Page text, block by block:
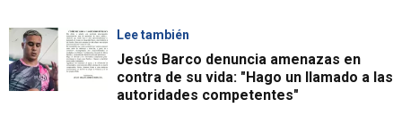
Lee también
Jesús Barco denuncia amenazas en
contra de su vida: "Hago un llamado a las
autoridades competentes"